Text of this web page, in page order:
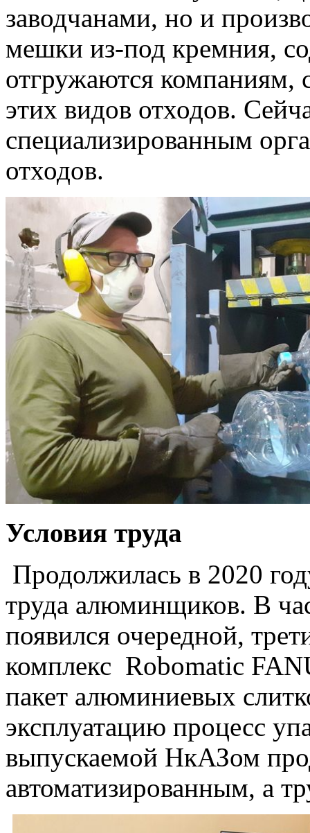
заводчанами, но и
мешки из-под кремния,
отгружаются компаниям,
этих видов отходов.
специализированным
отходов.
Условия труда
Продолжилась в 2020
труда алюминщиков. В
появился очередной,
комплекс Robomatic
пакет алюминиевых
эксплуатацию процесс
выпускаемой НкАЗом
автоматизированным, а